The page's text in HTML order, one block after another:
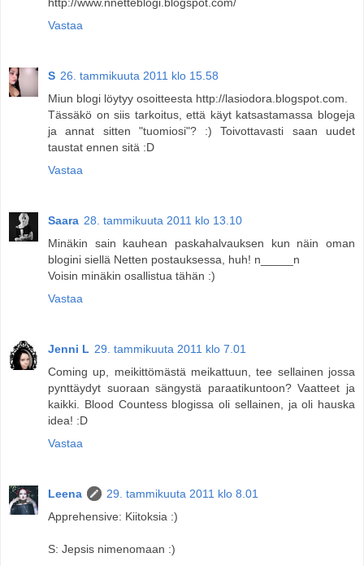
Vastaa
S 26. tammikuuta 2011 klo 15.58
Miun blogi löytyy osoitteesta http://lasiodora.blogspot.com.
Tässäkö on siis tarkoitus, että käyt katsastamassa blogeja
ja annat sitten "tuomiosi"? :) Toivottavasti saan uudet
taustat ennen sitä :D
Vastaa
Saara 28. tammikuuta 2011 klo 13.10
Minäkin sain kauhean paskahalvauksen kun näin oman
blogini siellä Netten postauksessa, huh! n_____n
Voisin minäkin osallistua tähän :)
Vastaa
Jenni L 29. tammikuuta 2011 klo 7.01
Coming up, meikittömästä meikattuun, tee sellainen jossa
pynttäydyt suoraan sängystä paraatikuntoon? Vaatteet ja
kaikki. Blood Countess blogissa oli sellainen, ja oli hauska
idea! :D
Vastaa
Leena
29. tammikuuta 2011 klo 8.01
Apprehensive: Kiitoksia :)
S: Jepsis nimenomaan :)